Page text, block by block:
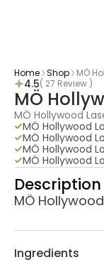
MÖ
MÖ Hollywood
4.5( 27 Review )
MÖ Hollywood
MÖ Hollywood
MÖ Hollywood
MÖ Hollywood
Ingredients
Description
MÖ
Home Shop MÖ